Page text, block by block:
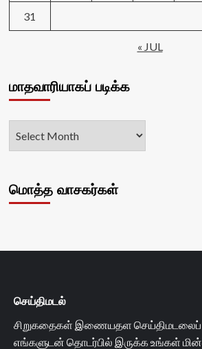
31
« JUL
மாதவாரியாகப் படிக்க
மொத்த வாசகர்கள்
செய்திமடல்
சிறுகதைகள் இணையதள செய்திமடலைப்
எங்களுடன் தொடர்பில் இருக்க உங்கள்